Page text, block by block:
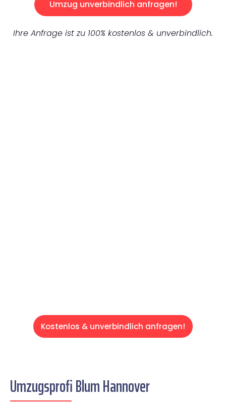
Umzug unverbindlich anfragen!
Ihre Anfrage ist zu 100% kostenlos & unverbindlich.
Kostenlos & unverbindlich anfragen!
Umzugsprofi Blum Hannover